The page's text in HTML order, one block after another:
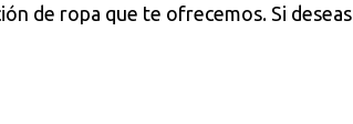
de ropa que te ofrecemos. Si deseas